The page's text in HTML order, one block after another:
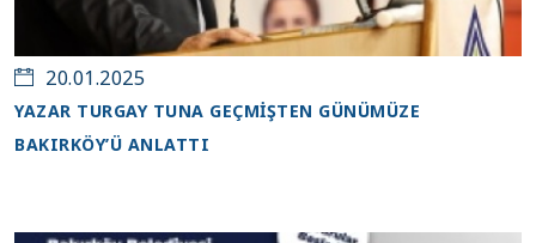
20.01.2025
YAZAR TURGAY TUNA GEÇMİŞTEN GÜNÜMÜZE
BAKIRKÖY’Ü ANLATTI